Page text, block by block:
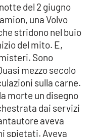
del 2 giugno
una Volvo
stridono nel buio
del mito. E,
Sono
mezzo secolo
sulla carne.
morte un disegno
dai servizi
aveva
spietati. Aveva